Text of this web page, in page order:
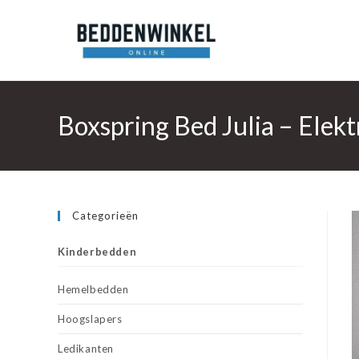
Boxspring Bed Julia –
Categorieën
Kinderbedden
Hemelbedden
Hoogslapers
Ledikanten